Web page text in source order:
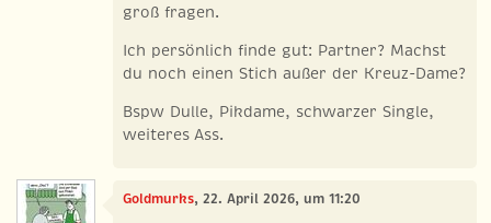
groß fragen.
Ich persönlich finde gut: Partner? Machst
du noch einen Stich außer der Kreuz-Dame?
Bspw Dulle, Pikdame, schwarzer Single,
weiteres Ass.
Goldmurks, 22. April 2026, um 11:20